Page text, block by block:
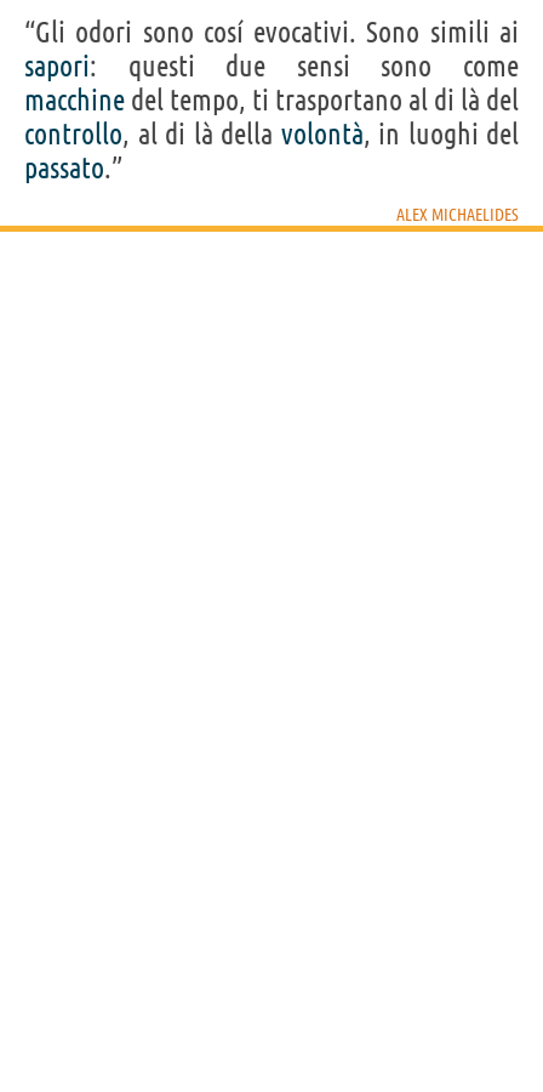
“Gli odori sono cosí evocativi. Sono simili ai
sapori: questi due sensi sono come
macchine del tempo, ti trasportano al di là del
controllo, al di là della volontà, in luoghi del
passato.”
ALEX MICHAELIDES